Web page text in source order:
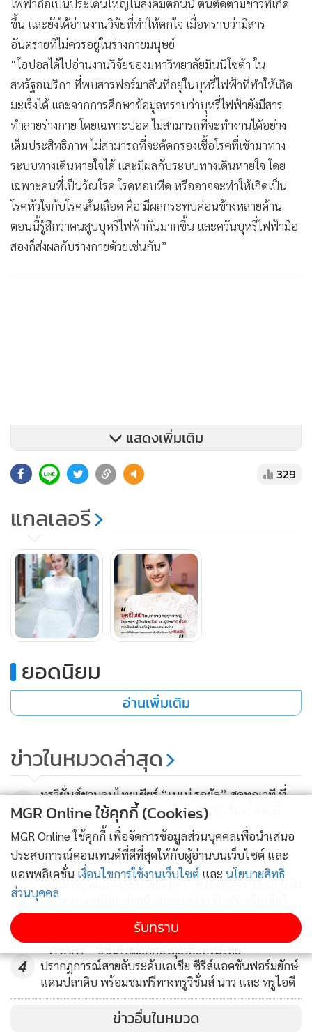
ไฟฟ้าถือเป็นประเด็นใหญ่ในสังคมตอนนี้ ตนติดตามข่าวที่เกิด
ขึ้น และยังได้อ่านงานวิจัยที่ทำให้ตกใจ เมื่อทราบว่ามีสาร
อันตรายที่ไม่ควรอยู่ในร่างกายมนุษย์
“โอปอลได้ไปอ่านงานวิจัยของมหาวิทยาลัยมินนิโซต้า ใน
สหรัฐอเมริกา ที่พบสารฟอร์มาลีนที่อยู่ในบุหรี่ไฟฟ้าที่ทําให้เกิด
มะเร็งได้ และจากการศึกษาข้อมูลทราบว่าบุหรี่ไฟฟ้ายังมีสาร
ทำลายร่างกาย โดยเฉพาะปอด ไม่สามารถที่จะทํางานได้อย่าง
เต็มประสิทธิภาพ ไม่สามารถที่จะคัดกรองเชื้อโรคที่เข้ามาทาง
ระบบทางเดินหายใจได้ และมีผลกับระบบทางเดินหายใจ โดย
เฉพาะคนที่เป็นวัณโรค โรคหอบหืด หรืออาจจะทําให้เกิดเป็น
โรคหัวใจกับโรคเส้นเลือด คือ มีผลกระทบค่อนข้างหลายด้าน
ตอนนี้รู้สึกว่าคนสูบบุหรี่ไฟฟ้ากันมากขึ้น และควันบุหรี่ไฟฟ้ามือ
สองก็ส่งผลกับร่างกายด้วยเช่นกัน”
และเนื่องในวันวัณโรคโลก ซึ่งตรงกับวันที่ 24 มีนาคม ของทุกปี
เพื่อสร้างความตระหนักถึงอันตรายของวัณโรค ซึ่งเป็นโรคติดต่อ
ทางการหายใจ และหากป่วยวัณโรคแต่ยังคงสูบบุหรี่ไฟฟ้า จะยิ่ง
ทำลายปอด ทำลายสุขภาพมากขึ้น และเพิ่มความเสี่ยงในการ
แพร่เชื้อ โอปอลจึงอยากเป็นกระบอกเสียง เพื่อเน้นย้ำว่าการป่วย
เป็นวัณโรค มีผลทั้งผู้ป่วยและคนรอบข้าง
“โรควัณโรคเป็นส่วนหนึ่งที่ส่งผลกับคนรอบข้างหรือว่าคนใน
สังคมได้ เราต้องให้ความระมัดระวังมากขึ้น เพราะผลกระทบที่จะ
ได้รับไม่ใช่แค่ตัวเราเอง แต่กระทบกับคนอื่นด้วย ในชีวิตของโอ
ปอลเคยพบเจอกับคนที่กําลังเผชิญโรคนี้ เห็นว่าการใช้ชีวิตของ
เขาไม่ได้ง่าย กลายเป็นว่าเขากังวลว่าตัวเองจะส่งต่อสิ่งนี้ให้กับคน
อื่นหรือเปล่า เขามีความระมัดระวังในการใช้ชีวิตจนเหมือนแทบ
ไม่ได้ใช้ชีวิตกับคนอื่นเลย เพราะฉะนั้นสิ่งที่ดีที่สุด คือ ควรที่จะ
ตัดปัจจัยในแต่ละอย่างออกไป เราควรเริ่มจากการป้องกันดีกว่า
การแก้ไขค่ะ”
นอกจากนี้โอปอลยังฝากถึงคนที่คิดจะสูบและคนที่ติดบุหรี่ไฟฟ้า
อีกด้วยว่า “ปัจจุบันมีตัวอย่างออกมามากมาย จึงอยากให้ทุกคน
แสดงเพิ่มเติม
329
แกลเลอรี
ยอดนิยม
อ่านเพิ่มเติม
ข่าวในหมวดล่าสุด
ทรูวิชั่นส์ชวนคนไทยเชียร์ “เนเน่ รอยัล” สดทุกเวที ที่
TrueVisions NOW และ True X-ZYTE เริ่ม 6 ส.ค.นี้
2
3
แม่ พาคุณแม่อิ่มอร่อยที่ Shabu King รับฟรีเครื่องดื่มรี
ฟิล 11–12 ส.ค. นี้
4
“VIVANT” ซีซันใหม่ยกกองลุยเดือดในไทย
ปรากฏการณ์สายลับระดับเอเชีย ซีรีส์แอคชันฟอร์มยักษ์
แดนปลาดิบ พร้อมชมฟรีทางทรูวิชั่นส์ นาว และ ทรูไอดี
ข่าวอื่นในหมวด
MGR Online ใช้คุกกี้ (Cookies)
MGR Online ใช้คุกกี้ เพื่อจัดการข้อมูลส่วนบุคคลเพื่อนำเสนอ
ประสบการณ์คอนเทนต์ที่ดีที่สุดให้กับผู้อ่านบนเว็บไซต์ และ
แอพพลิเคชั่น เงื่อนไขการใช้งานเว็บไซต์ และ นโยบายสิทธิ
ส่วนบุคคล
รับทราบ